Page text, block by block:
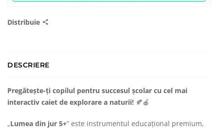
Distribuie
DESCRIERE
Pregătește-ți copilul pentru succesul școlar cu cel mai
interactiv caiet de explorare a naturii! 🍂🍎
„Lumea din jur 5+” este instrumentul educațional premium,